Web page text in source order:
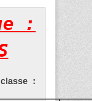
:
: